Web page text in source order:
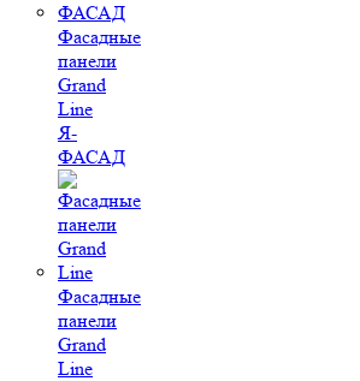
Фасадные
панели
Grand
Line
Я-
ФАСАД
Фасадные
панели
Grand
Line